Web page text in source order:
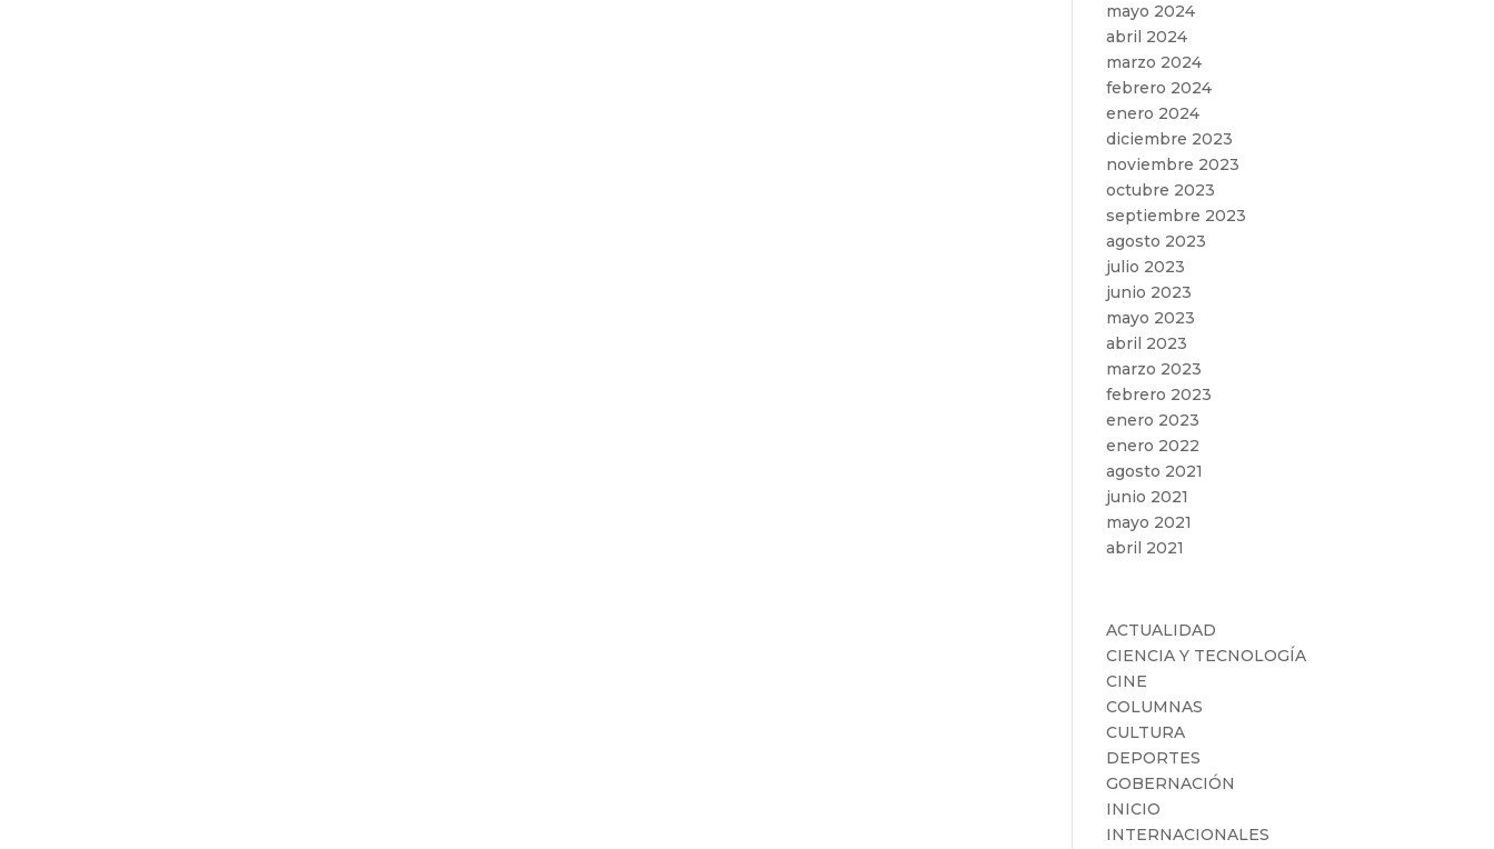
mayo 2024
abril 2024
marzo 2024
febrero 2024
enero 2024
diciembre 2023
noviembre 2023
octubre 2023
septiembre 2023
agosto 2023
julio 2023
junio 2023
mayo 2023
abril 2023
marzo 2023
febrero 2023
enero 2023
enero 2022
agosto 2021
junio 2021
mayo 2021
abril 2021
ACTUALIDAD
CIENCIA Y TECNOLOGÍA
CINE
COLUMNAS
CULTURA
DEPORTES
GOBERNACIÓN
INICIO
INTERNACIONALES